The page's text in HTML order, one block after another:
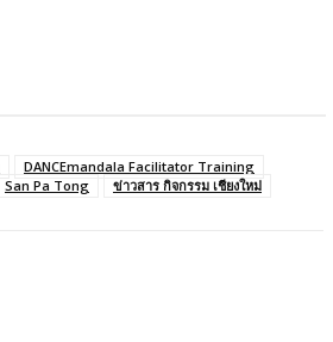
DANCEmandala Facilitator Training
San Pa Tong ข่าวสาร กิจกรรม เชียงใหม่